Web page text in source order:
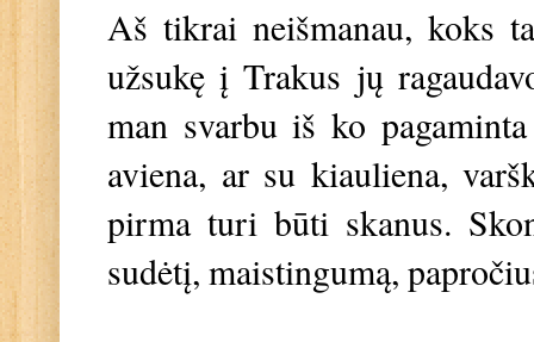
Aš tikrai neišmanau, koks
užsukę į Trakus jų
man svarbu iš ko
aviena, ar su kiauliena,
pirma turi būti skanus.
sudėtį, maistingumą,